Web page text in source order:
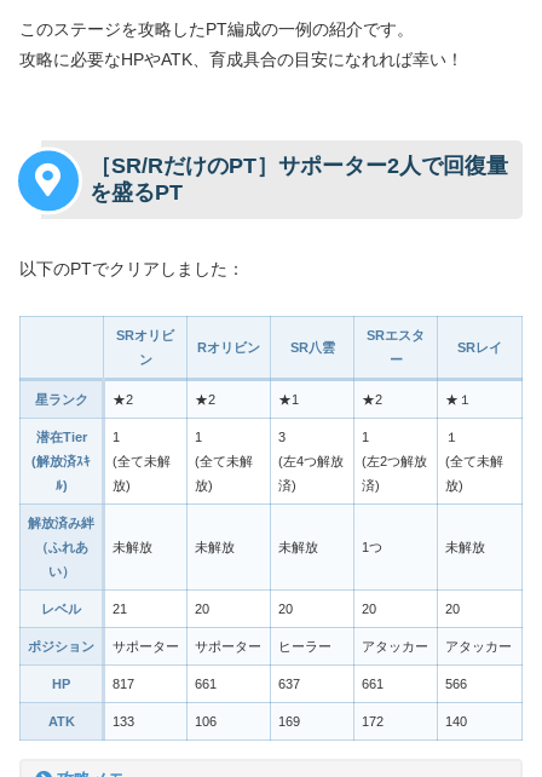
このステージを攻略したPT編成の一例の紹介です。
攻略に必要なHPやATK、育成具合の目安になれれば幸い！
［SR/RだけのPT］サポーター2人で回復量
を盛るPT
以下のPTでクリアしました：
SRオリビ
ン
Rオリビン SR八雲
SRエスタ
ー
SRレイ
星ランク ★2 ★2 ★1 ★2 ★１
潜在Tier
(解放済ｽｷ
ﾙ)
1
(全て未解
放)
1
(全て未解
放)
3
(左4つ解放
済)
1
(左2つ解放
済)
１
(全て未解
放)
解放済み絆
（ふれあ
い）
未解放 未解放 未解放 1つ 未解放
レベル 21 20 20 20 20
ポジション サポーター サポーター ヒーラー アタッカー アタッカー
HP 817 661 637 661 566
ATK 133 106 169 172 140